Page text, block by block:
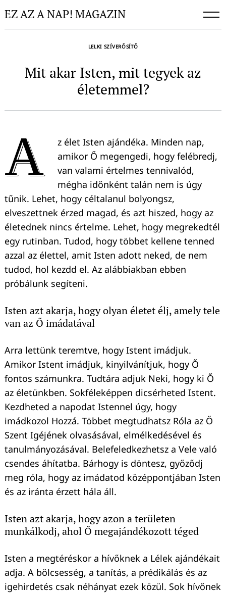
toEZ AZ A NAP! MAGAZIN
LELKI SZÍVERŐSÍTŐ
Mit akar Isten, mit tegyek az
életemmel?
A
z élet Isten ajándéka. Minden nap,
amikor Ő megengedi, hogy felébredj,
van valami értelmes tennivalód,
mégha időnként talán nem is úgy
tűnik. Lehet, hogy céltalanul bolyongsz,
elveszettnek érzed magad, és azt hiszed, hogy az
életednek nincs értelme. Lehet, hogy megrekedtél
egy rutinban. Tudod, hogy többet kellene tenned
azzal az élettel, amit Isten adott neked, de nem
tudod, hol kezdd el. Az alábbiakban ebben
próbálunk segíteni.
Isten azt akarja, hogy olyan életet élj, amely tele
van az Ő imádatával
Arra lettünk teremtve, hogy Istent imádjuk.
Amikor Istent imádjuk, kinyilvánítjuk, hogy Ő
fontos számunkra. Tudtára adjuk Neki, hogy ki Ő
az életünkben. Sokféleképpen dicsérheted Istent.
Kezdheted a napodat Istennel úgy, hogy
imádkozol Hozzá. Többet megtudhatsz Róla az Ő
Szent Igéjének olvasásával, elmélkedésével és
tanulmányozásával. Belefeledkezhetsz a Vele való
csendes áhítatba. Bárhogy is döntesz, győződj
meg róla, hogy az imádatod középpontjában Isten
és az iránta érzett hála áll.
Isten azt akarja, hogy azon a területen
munkálkodj, ahol Ő megajándékozott téged
Isten a megtéréskor a hívőknek a Lélek ajándékait
adja. A bölcsesség, a tanítás, a prédikálás és az
igehirdetés csak néhányat ezek közül. Sok hívőnek